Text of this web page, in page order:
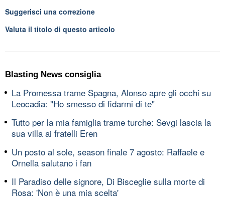
Suggerisci una correzione
Valuta il titolo di questo articolo
Blasting News consiglia
La Promessa trame Spagna, Alonso apre gli occhi su
Leocadia: "Ho smesso di fidarmi di te"
Tutto per la mia famiglia trame turche: Sevgi lascia la
sua villa ai fratelli Eren
Un posto al sole, season finale 7 agosto: Raffaele e
Ornella salutano i fan
Il Paradiso delle signore, Di Bisceglie sulla morte di
Rosa: 'Non è una mia scelta'